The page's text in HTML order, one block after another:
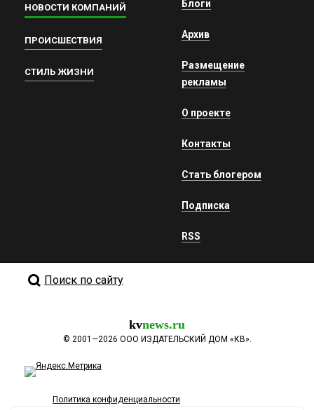
НОВОСТИ КОМПАНИЙ
ПРОИСШЕСТВИЯ
СТИЛЬ ЖИЗНИ
Блоги
Архив
Размещение
рекламы
О проекте
Контакты
Стать блогером
Подписка
RSS
Поиск по сайту
kvnews.ru
© 2001—2026 ООО ИЗДАТЕЛЬСКИЙ ДОМ «КВ».
Политика конфиденциальности